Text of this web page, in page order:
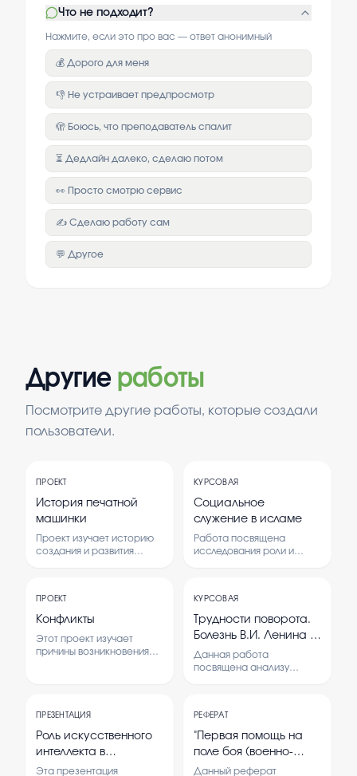
Что не подходит?
Нажмите, если это про вас — ответ анонимный
💰 Дорого для меня
👎 Не устраивает предпросмотр
🫣 Боюсь, что преподаватель спалит
⏳ Дедлайн далеко, сделаю потом
👀 Просто смотрю сервис
✍️ Сделаю работу сам
💬 Другое
Другие работы
Посмотрите другие работы, которые создали
пользователи.
ПРОЕКТ
История печатной
машинки
Проект изучает историю
создания и развития
работе рассматриваются
основные этапы её
появления и
использования.
КУРСОВАЯ
Социальное
служение в исламе
Работа посвящена
исследования роли и
современному развитию.
ПРОЕКТ
Конфликты
Этот проект изучает
причины возникновения
конфликтных ситуаций и их
КУРСОВАЯ
Трудности поворота.
Болезнь В.И. Ленина и
борьба за власть
Данная работа
посвящена анализу
связи с болезнью В.И.
Ленина и борьбой за
власть после его смерти.
ПРЕЗЕНТАЦИЯ
Роль искусственного
интеллекта в
образовании
Эта презентация
РЕФЕРАТ
"Первая помощь на
поле боя (военно-
медицинская
Данный реферат